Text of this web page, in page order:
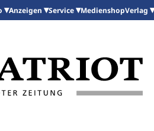
Anzeigen Service MedienshopVerlag